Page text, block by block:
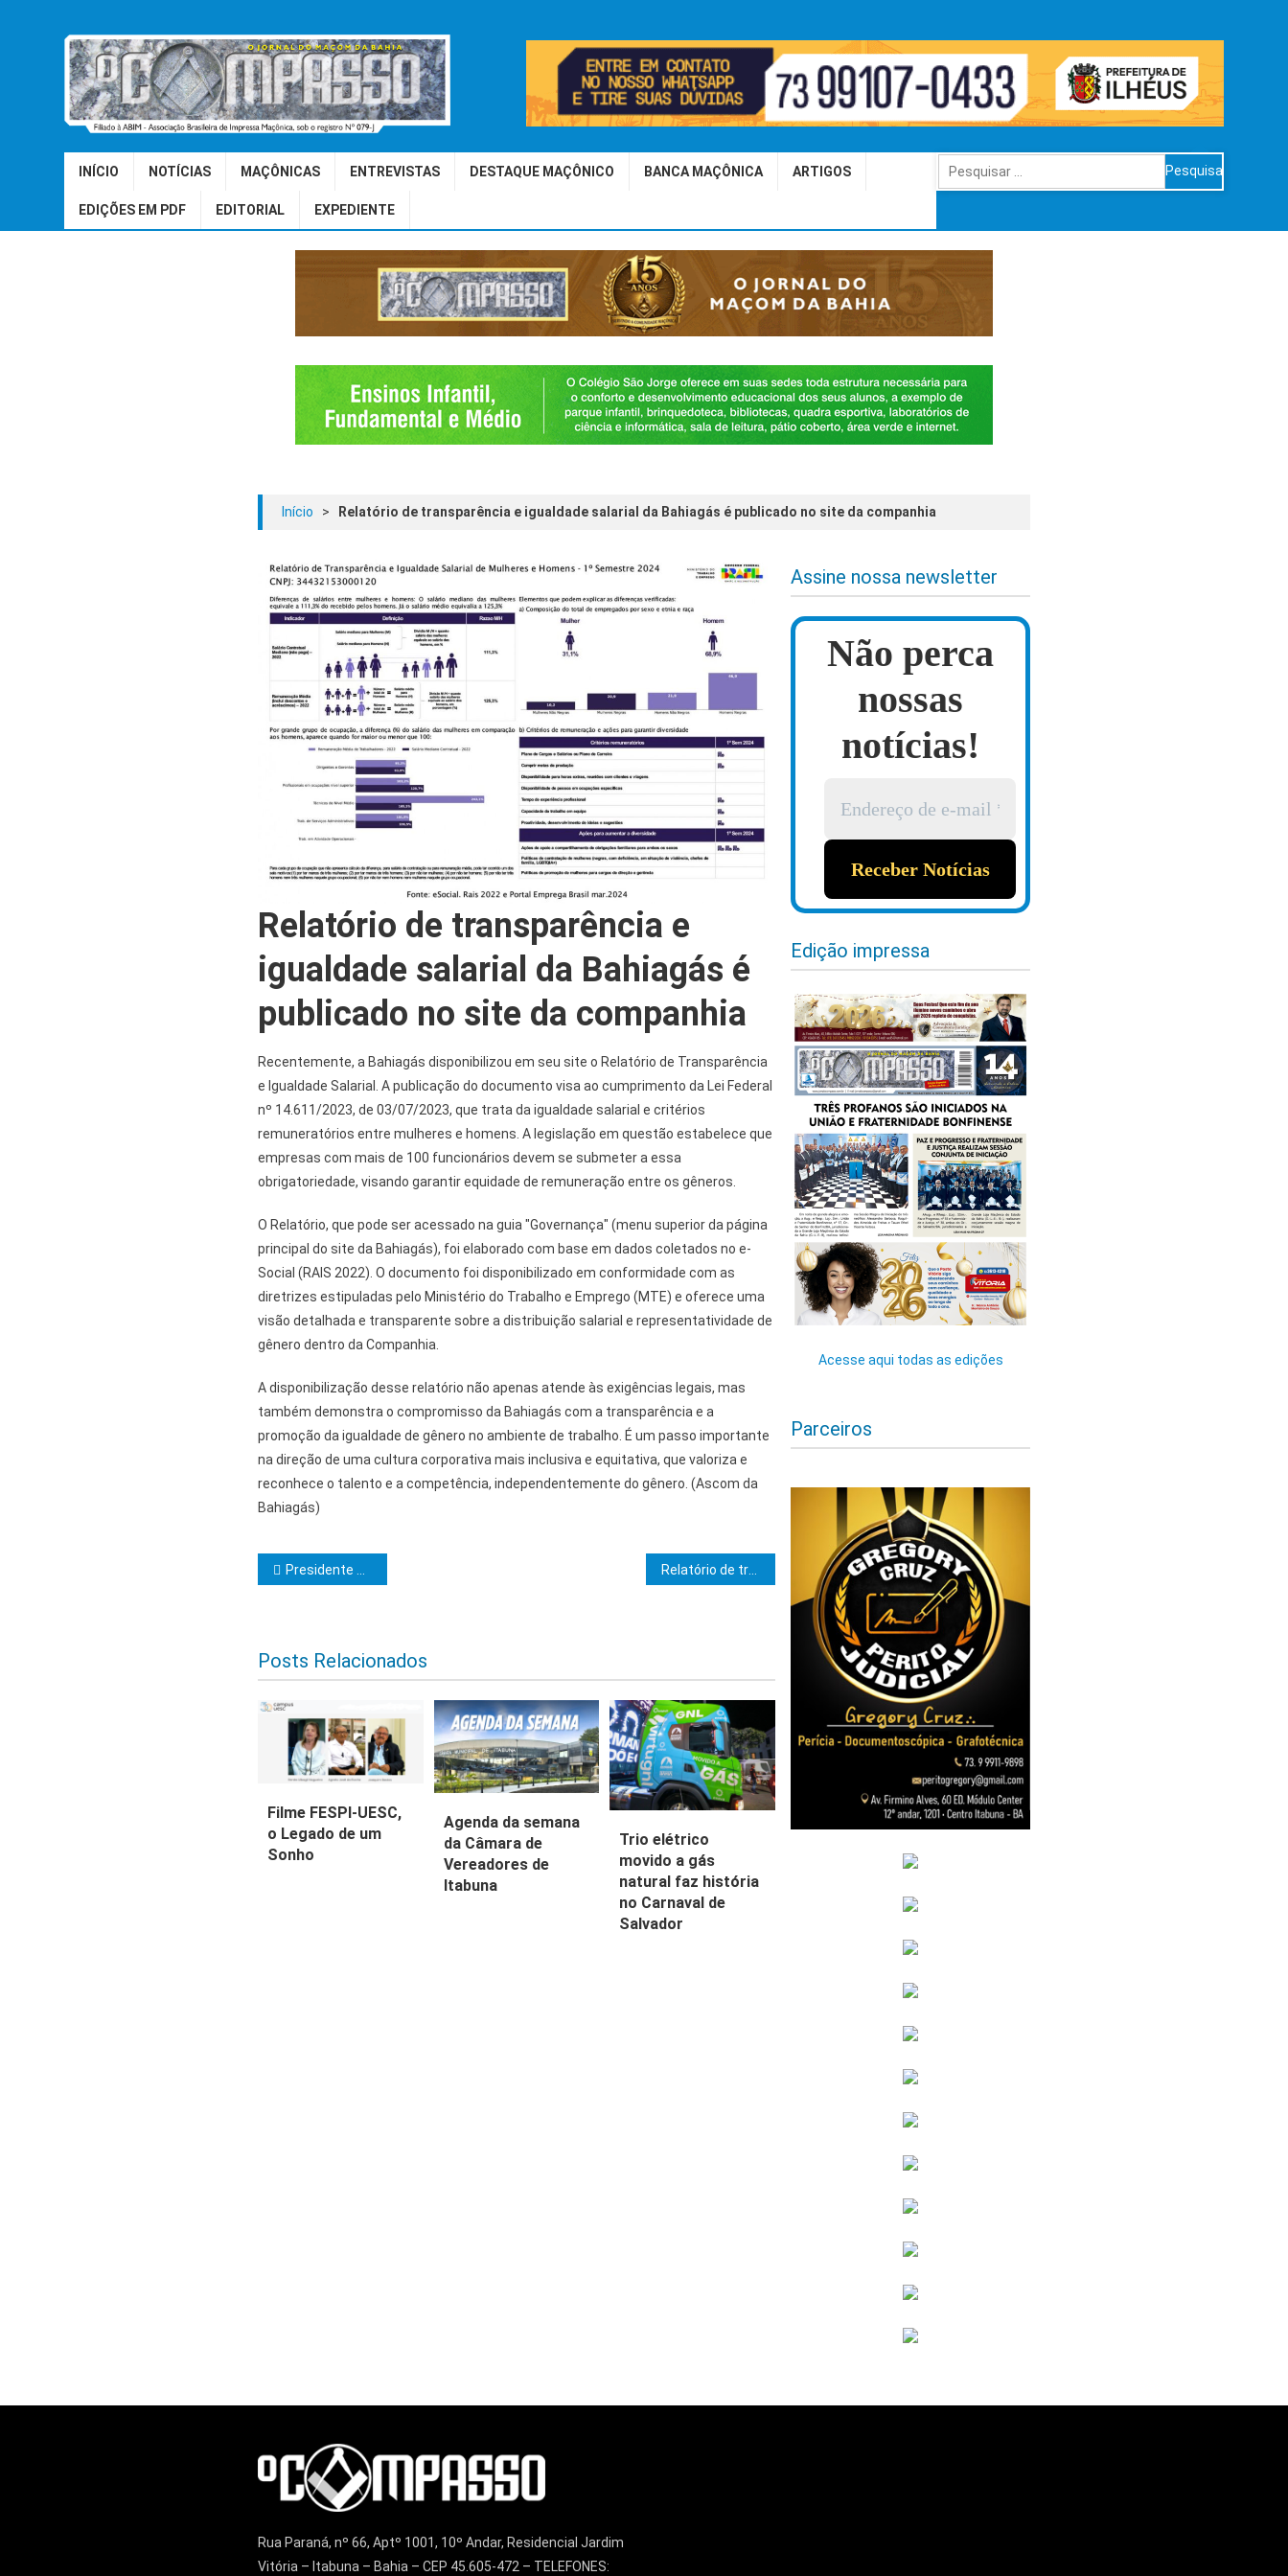
INÍCIO NOTÍCIAS MAÇÔNICAS ENTREVISTAS DESTAQUE MAÇÔNICO BANCA MAÇÔNICA ARTIGOS
EDIÇÕES EM PDF EDITORIAL EXPEDIENTE
Pesquisar
por:
Início > Relatório de transparência e igualdade salarial da Bahiagás é publicado no site da companhia
Relatório de transparência e
igualdade salarial da Bahiagás é
publicado no site da companhia
Recentemente, a Bahiagás disponibilizou em seu site o Relatório de Transparência
e Igualdade Salarial. A publicação do documento visa ao cumprimento da Lei Federal
nº 14.611/2023, de 03/07/2023, que trata da igualdade salarial e critérios
remuneratórios entre mulheres e homens. A legislação em questão estabelece que
empresas com mais de 100 funcionários devem se submeter a essa
obrigatoriedade, visando garantir equidade de remuneração entre os gêneros.
O Relatório, que pode ser acessado na guia "Governança" (menu superior da página
principal do site da Bahiagás), foi elaborado com base em dados coletados no e-
Social (RAIS 2022). O documento foi disponibilizado em conformidade com as
diretrizes estipuladas pelo Ministério do Trabalho e Emprego (MTE) e oferece uma
visão detalhada e transparente sobre a distribuição salarial e representatividade de
gênero dentro da Companhia.
A disponibilização desse relatório não apenas atende às exigências legais, mas
também demonstra o compromisso da Bahiagás com a transparência e a
promoção da igualdade de gênero no ambiente de trabalho. É um passo importante
na direção de uma cultura corporativa mais inclusiva e equitativa, que valoriza e
reconhece o talento e a competência, independentemente do gênero. (Ascom da
Bahiagás)
Navegação de Post
Presidente Quinho e prefeitos baianos participam de mobilização nacional Relatório de transparência e igualdade salarial da Bahiagás é publicado no site da companhia
Posts Relacionados
Filme FESPI-UESC,
o Legado de um
Sonho
Agenda da semana
da Câmara de
Vereadores de
Itabuna
Trio elétrico
movido a gás
natural faz história
no Carnaval de
Salvador
Assine nossa newsletter
Não perca
nossas
notícias!
Edição impressa
Acesse aqui todas as edições
Parceiros
Rua Paraná, nº 66, Aptº 1001, 10º Andar, Residencial Jardim
Vitória – Itabuna – Bahia – CEP 45.605-472 – TELEFONES: